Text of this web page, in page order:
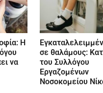
Η
να
σε θαλάμους:
του Συλλόγου
Εργαζομένων
Νοσοκομείου